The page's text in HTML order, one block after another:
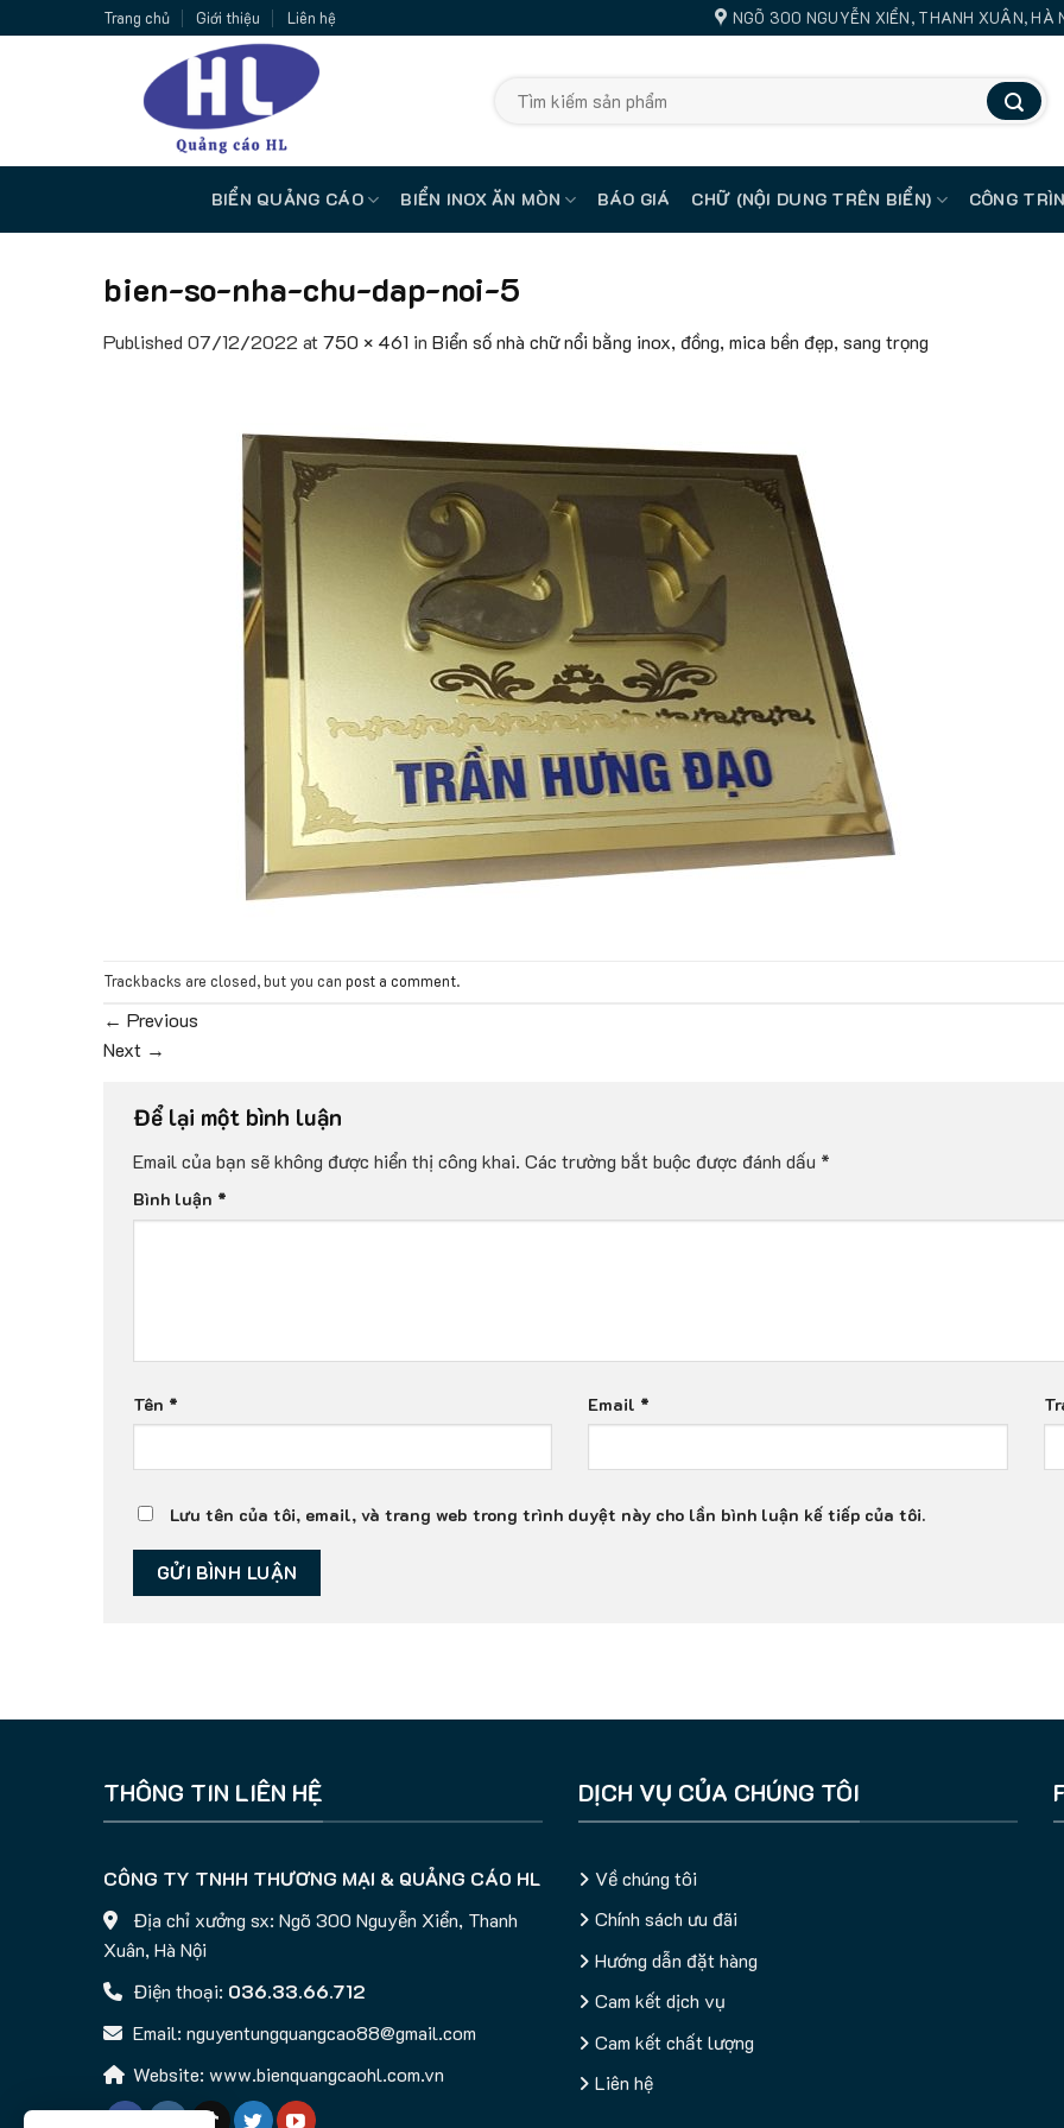
to
Trang chủ Giới thiệu Liên hệ NGÕ 300 NGUYỄN XIỂN, THANH XUÂN, HÀ
kiếm:
BIỂN QUẢNG CÁO BIỂN INOX ĂN MÒN BÁO GIÁ CHỮ (NỘI DUNG TRÊN BIỂN) CÔNG
bien-so-nha-chu-dap-noi-5
Published 07/12/2022 at750 × 461 in Biển số nhà chữ nổi bằng inox, đồng, mica bền đẹp, sang trọng
Trackbacks are closed, but you can post a comment.
← Previous
Next →
Để lại một bình luận
Email của bạn sẽ không được hiển thị công khai. Các trường bắt buộc được đánh dấu *
Bình luận *
Tên * Email *
Lưu tên của tôi, email, và trang web trong trình duyệt này cho lần bình luận kế tiếp của tôi.
THÔNG TIN LIÊN HỆ
CÔNG TY TNHH THƯƠNG MẠI & QUẢNG CÁO HL
Địa chỉ xưởng sx: Ngõ 300 Nguyễn Xiển, Thanh
Xuân, Hà Nội
Điện thoại: 036.33.66.712
Email: nguyentungquangcao88@gmail.com
Website: www.bienquangcaohl.com.vn
DỊCH VỤ CỦA CHÚNG TÔI
Về chúng tôi
Chính sách ưu đãi
Hướng dẫn đặt hàng
Cam kết dịch vụ
Cam kết chất lượng
Liên hệ